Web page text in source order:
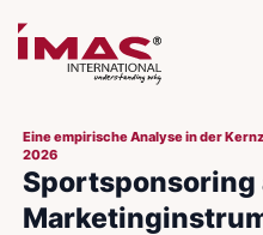
Eine empirische Analyse in der
2026
Sportsponsoring